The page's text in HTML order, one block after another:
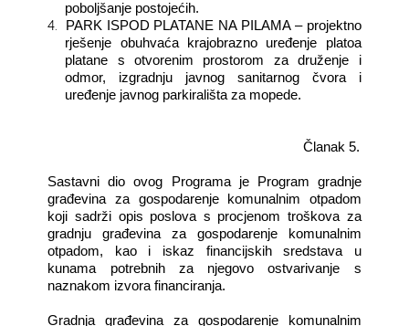
poboljšanje postojećih.
4.
PARK ISPOD PLATANE NA PILAMA – projektno
rješenje obuhvaća krajobrazno uređenje platoa
platane s otvorenim prostorom za druženje i
odmor, izgradnju javnog sanitarnog čvora i
uređenje javnog parkirališta za mopede.
Članak 5.
Sastavni dio ovog Programa je Program gradnje
građevina za gospodarenje komunalnim otpadom
koji sadrži opis poslova s procjenom troškova za
gradnju građevina za gospodarenje komunalnim
otpadom, kao i iskaz financijskih sredstava u
kunama potrebnih za njegovo ostvarivanje s
naznakom izvora financiranja.
Gradnja građevina za gospodarenje komunalnim